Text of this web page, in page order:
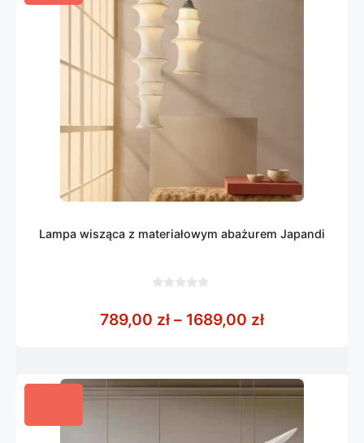
Lampa wisząca z materiałowym abażurem Japandi
5
789,00 zł – 1689,00 złZakres cen: